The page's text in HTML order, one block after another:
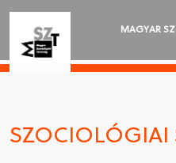
MAGYAR
SZOCIOLÓGIAI